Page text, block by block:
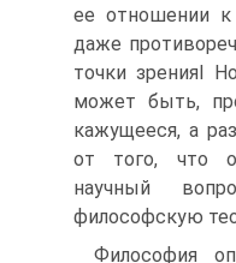
ее отношении к
даже
точки зренияI
может быть,
кажущееся, а
от того, что
научный
философскую
Философия